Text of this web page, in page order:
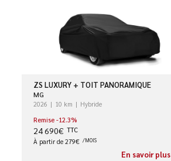
ZS LUXURY + TOIT PANORAMIQUE
MG
2026 10 km
Hybride
Remise -12.3%
24 690€ TTC
À partir de 279€ /MOIS
En savoir plus